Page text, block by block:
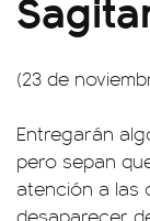
(23 de
Entregarán
pero sepan
atención a las
desaparecer